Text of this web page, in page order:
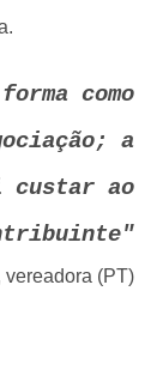
como
a
custar ao
(PT)